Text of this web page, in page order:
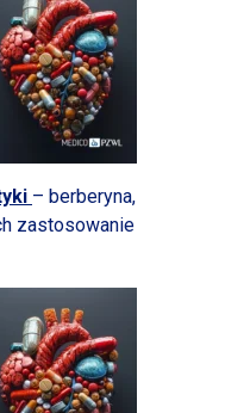
– berberyna,
zastosowanie